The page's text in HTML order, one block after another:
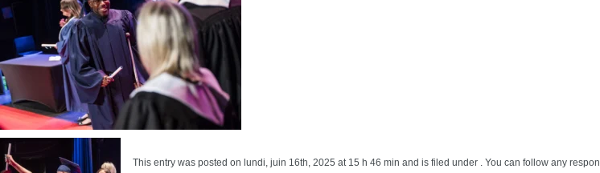
This entry was posted on lundi, juin 16th, 2025 at 15 h 46 min and is filed under . You can follow any